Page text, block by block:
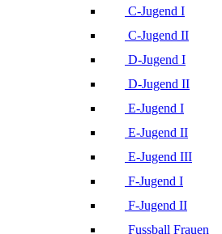
C-Jugend I
C-Jugend II
D-Jugend I
D-Jugend II
E-Jugend I
E-Jugend II
E-Jugend III
F-Jugend I
F-Jugend II
Fussball Frauen